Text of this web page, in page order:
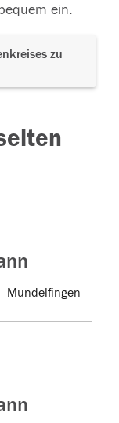
ein.
zu
Mundelfingen